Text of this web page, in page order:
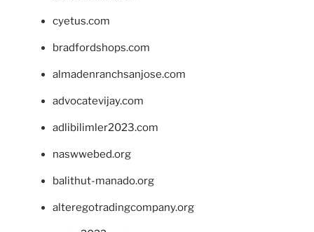
cyetus.com
bradfordshops.com
almadenranchsanjose.com
advocatevijay.com
adlibilimler2023.com
naswwebed.org
balithut-manado.org
alteregotradingcompany.org